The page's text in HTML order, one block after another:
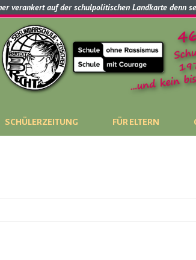
verankert auf der schulpolitischen Landkarte denn
SCHÜLERZEITUNG FÜR ELTERN